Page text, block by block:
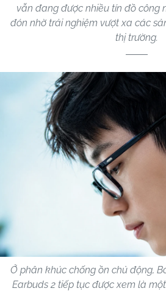
vẫn đang được nhiều tín đồ công
đón nhờ trải nghiệm vượt xa các
thị trường.
Ở phân khúc chống ồn chủ động,
Earbuds 2 tiếp tục được xem là